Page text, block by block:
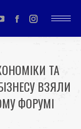
YouTube
page
in
new
window
Facebook
page
in
new
window
Instagram
page
in
new
window
ТА
ВЗЯЛИ
ФОРУМІ